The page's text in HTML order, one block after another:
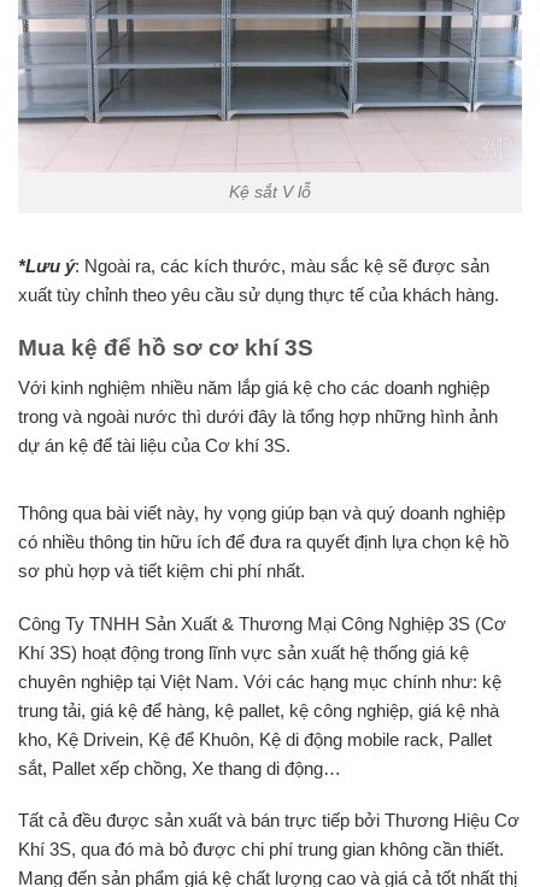
Kệ sắt V lỗ
*Lưu ý: Ngoài ra, các kích thước, màu sắc kệ sẽ được sản
xuất tùy chỉnh theo yêu cầu sử dụng thực tế của khách hàng.
Mua kệ để hồ sơ cơ khí 3S
Với kinh nghiệm nhiều năm lắp giá kệ cho các doanh nghiệp
trong và ngoài nước thì dưới đây là tổng hợp những hình ảnh
dự án kệ để tài liệu của Cơ khí 3S.
Thông qua bài viết này, hy vọng giúp bạn và quý doanh nghiệp
có nhiều thông tin hữu ích để đưa ra quyết định lựa chọn kệ hồ
sơ phù hợp và tiết kiệm chi phí nhất.
Công Ty TNHH Sản Xuất & Thương Mại Công Nghiệp 3S (Cơ
Khí 3S) hoạt động trong lĩnh vực sản xuất hệ thống giá kệ
chuyên nghiệp tại Việt Nam. Với các hạng mục chính như: kệ
trung tải, giá kệ để hàng, kệ pallet, kệ công nghiệp, giá kệ nhà
kho, Kệ Drivein, Kệ để Khuôn, Kệ di động mobile rack, Pallet
sắt, Pallet xếp chồng, Xe thang di động…
Tất cả đều được sản xuất và bán trực tiếp bởi Thương Hiệu Cơ
Khí 3S, qua đó mà bỏ được chi phí trung gian không cần thiết.
Mang đến sản phẩm giá kệ chất lượng cao và giá cả tốt nhất thị